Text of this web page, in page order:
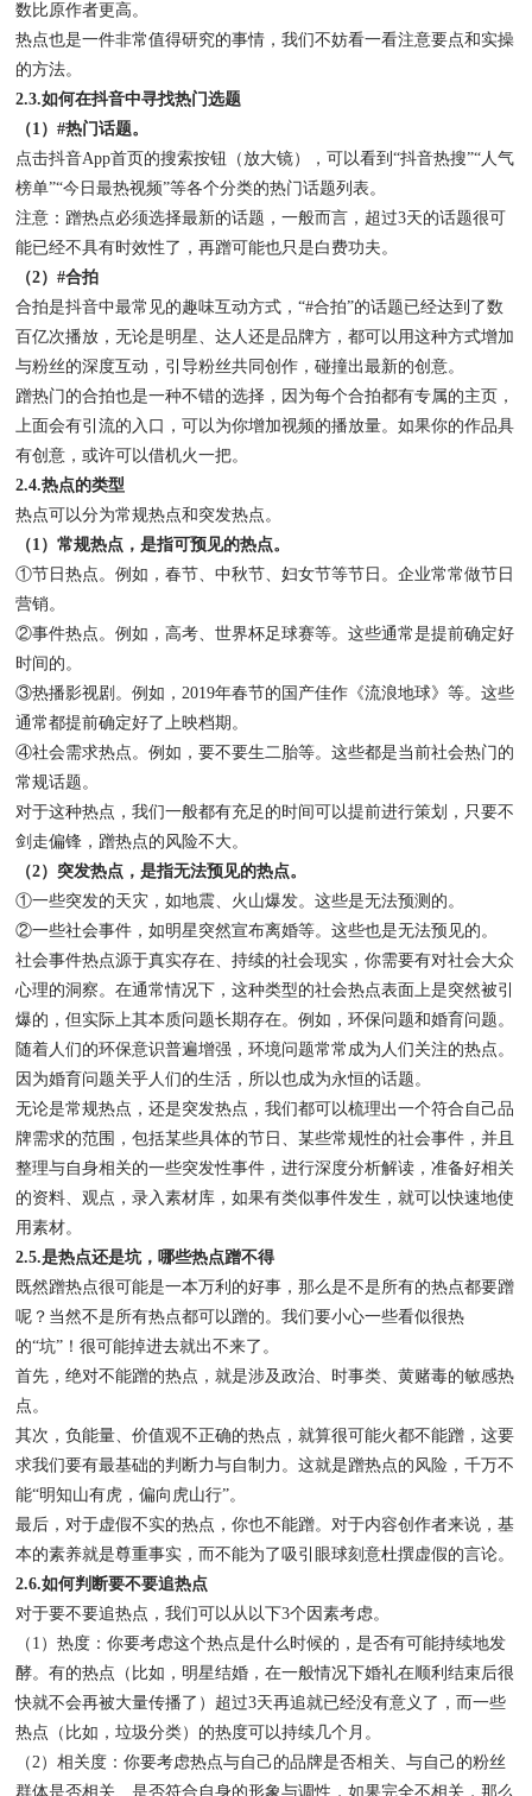
数比原作者更高。
热点也是一件非常值得研究的事情，我们不妨看一看注意要点和实操
的方法。
2.3.如何在抖音中寻找热门选题
（1）#热门话题。
点击抖音App首页的搜索按钮（放大镜），可以看到“抖音热搜”“人气
榜单”“今日最热视频”等各个分类的热门话题列表。
注意：蹭热点必须选择最新的话题，一般而言，超过3天的话题很可
能已经不具有时效性了，再蹭可能也只是白费功夫。
（2）#合拍
合拍是抖音中最常见的趣味互动方式，“#合拍”的话题已经达到了数
百亿次播放，无论是明星、达人还是品牌方，都可以用这种方式增加
与粉丝的深度互动，引导粉丝共同创作，碰撞出最新的创意。
蹭热门的合拍也是一种不错的选择，因为每个合拍都有专属的主页，
上面会有引流的入口，可以为你增加视频的播放量。如果你的作品具
有创意，或许可以借机火一把。
2.4.热点的类型
热点可以分为常规热点和突发热点。
（1）常规热点，是指可预见的热点。
①节日热点。例如，春节、中秋节、妇女节等节日。企业常常做节日
营销。
②事件热点。例如，高考、世界杯足球赛等。这些通常是提前确定好
时间的。
③热播影视剧。例如，2019年春节的国产佳作《流浪地球》等。这些
通常都提前确定好了上映档期。
④社会需求热点。例如，要不要生二胎等。这些都是当前社会热门的
常规话题。
对于这种热点，我们一般都有充足的时间可以提前进行策划，只要不
剑走偏锋，蹭热点的风险不大。
（2）突发热点，是指无法预见的热点。
①一些突发的天灾，如地震、火山爆发。这些是无法预测的。
②一些社会事件，如明星突然宣布离婚等。这些也是无法预见的。
社会事件热点源于真实存在、持续的社会现实，你需要有对社会大众
心理的洞察。在通常情况下，这种类型的社会热点表面上是突然被引
爆的，但实际上其本质问题长期存在。例如，环保问题和婚育问题。
随着人们的环保意识普遍增强，环境问题常常成为人们关注的热点。
因为婚育问题关乎人们的生活，所以也成为永恒的话题。
无论是常规热点，还是突发热点，我们都可以梳理出一个符合自己品
牌需求的范围，包括某些具体的节日、某些常规性的社会事件，并且
整理与自身相关的一些突发性事件，进行深度分析解读，准备好相关
的资料、观点，录入素材库，如果有类似事件发生，就可以快速地使
用素材。
2.5.是热点还是坑，哪些热点蹭不得
既然蹭热点很可能是一本万利的好事，那么是不是所有的热点都要蹭
呢？当然不是所有热点都可以蹭的。我们要小心一些看似很热
的“坑”！很可能掉进去就出不来了。
首先，绝对不能蹭的热点，就是涉及政治、时事类、黄赌毒的敏感热
点。
其次，负能量、价值观不正确的热点，就算很可能火都不能蹭，这要
求我们要有最基础的判断力与自制力。这就是蹭热点的风险，千万不
能“明知山有虎，偏向虎山行”。
最后，对于虚假不实的热点，你也不能蹭。对于内容创作者来说，基
本的素养就是尊重事实，而不能为了吸引眼球刻意杜撰虚假的言论。
2.6.如何判断要不要追热点
对于要不要追热点，我们可以从以下3个因素考虑。
（1）热度：你要考虑这个热点是什么时候的，是否有可能持续地发
酵。有的热点（比如，明星结婚，在一般情况下婚礼在顺利结束后很
快就不会再被大量传播了）超过3天再追就已经没有意义了，而一些
热点（比如，垃圾分类）的热度可以持续几个月。
（2）相关度：你要考虑热点与自己的品牌是否相关、与自己的粉丝
群体是否相关、是否符合自身的形象与调性，如果完全不相关，那么